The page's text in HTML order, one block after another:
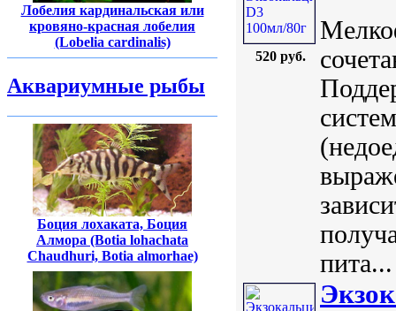
Лобелия кардинальская или
кровяно-красная лобелия
(Lobelia cardinalis)
Аквариумные рыбы
Боция лохаката, Боция
Алмора (Botia lohachata
Chaudhuri, Botia almorhae)
520 руб.
пита...